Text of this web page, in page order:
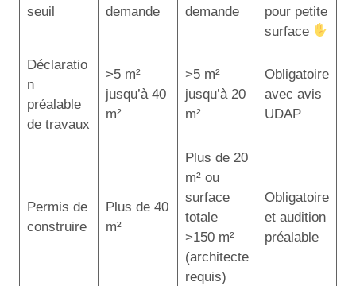
seuil
demande
demande
pour petite
surface
Déclaratio
n
préalable
de travaux
>5 m²
jusqu’à 40
m²
>5 m²
jusqu’à 20
m²
Obligatoire
avec avis
UDAP
Permis de
construire
Plus de 40
m²
Plus de 20
m² ou
surface
totale
>150 m²
(architecte
requis)
Obligatoire
et audition
préalable